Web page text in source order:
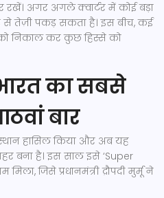
अगर अगले क्वार्टर में कोई बड़ा
से तेज़ी पकड़ सकता है। इस बीच, कई
निकाल कर कुछ हिस्से को
का सबसे
बार
हासिल किया और अब यह
बना है। इस साल इसे ‘Super
जिसे प्रधानमंत्री द्रौपदी मुर्मू ने